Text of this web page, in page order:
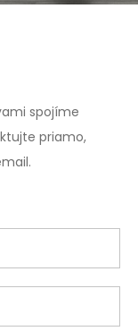
spojíme
priamo,